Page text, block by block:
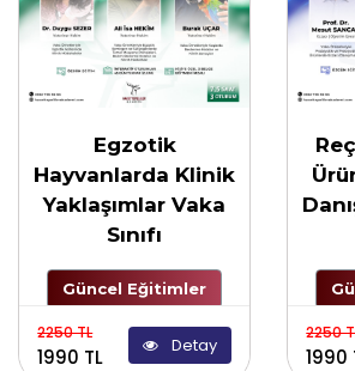
Egzotik
Hayvanlarda Klinik
Yaklaşımlar Vaka
Sınıfı
Güncel Eğitimler
2250 TL
1990 TL Detay
2250
1990